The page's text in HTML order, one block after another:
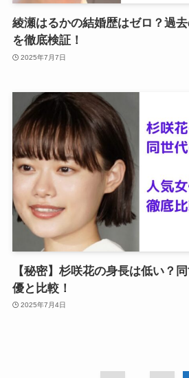
綾瀬はるかの結婚歴はゼロ？過
を徹底検証！
2025年7月7日
【秘密】杉咲花の身長は低い？
優と比較！
2025年7月4日